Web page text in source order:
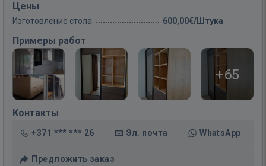
Цены
Изготовление стола 600,00€/Штука
Примеры работ
+65
Контакты
+371 *** *** 26 Эл. почта WhatsApp
Предложить заказ